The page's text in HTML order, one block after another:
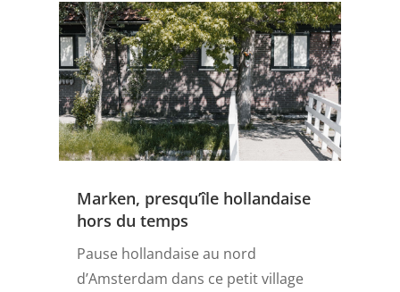
Marken, presqu’île hollandaise
hors du temps
Pause hollandaise au nord
d’Amsterdam dans ce petit village